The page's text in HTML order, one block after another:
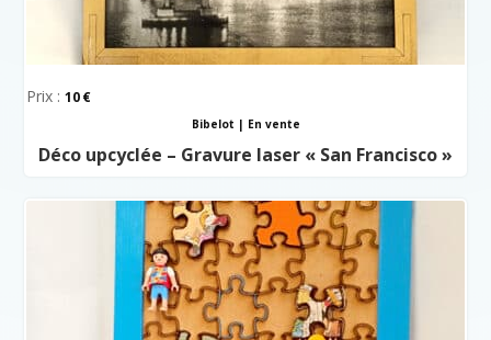
Prix :10
Bibelot | En vente
Déco upcyclée – Gravure laser « San Francisco »